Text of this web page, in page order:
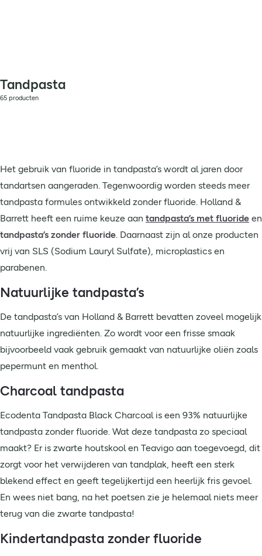
Tandpasta
65 producten
Het gebruik van fluoride in tandpasta’s wordt al jaren door
tandartsen aangeraden. Tegenwoordig worden steeds meer
tandpasta formules ontwikkeld zonder fluoride. Holland &
Barrett heeft een ruime keuze aan tandpasta’s met fluoride en
tandpasta’s zonder fluoride. Daarnaast zijn al onze producten
vrij van SLS (Sodium Lauryl Sulfate), microplastics en
parabenen.
Natuurlijke tandpasta’s
De tandpasta’s van Holland & Barrett bevatten zoveel mogelijk
natuurlijke ingrediënten. Zo wordt voor een frisse smaak
bijvoorbeeld vaak gebruik gemaakt van natuurlijke oliën zoals
pepermunt en menthol.
Charcoal tandpasta
Ecodenta Tandpasta Black Charcoal is een 93% natuurlijke
tandpasta zonder fluoride. Wat deze tandpasta zo speciaal
maakt? Er is zwarte houtskool en Teavigo aan toegevoegd, dit
zorgt voor het verwijderen van tandplak, heeft een sterk
blekend effect en geeft tegelijkertijd een heerlijk fris gevoel.
En wees niet bang, na het poetsen zie je helemaal niets meer
terug van die zwarte tandpasta!
Kindertandpasta zonder fluoride